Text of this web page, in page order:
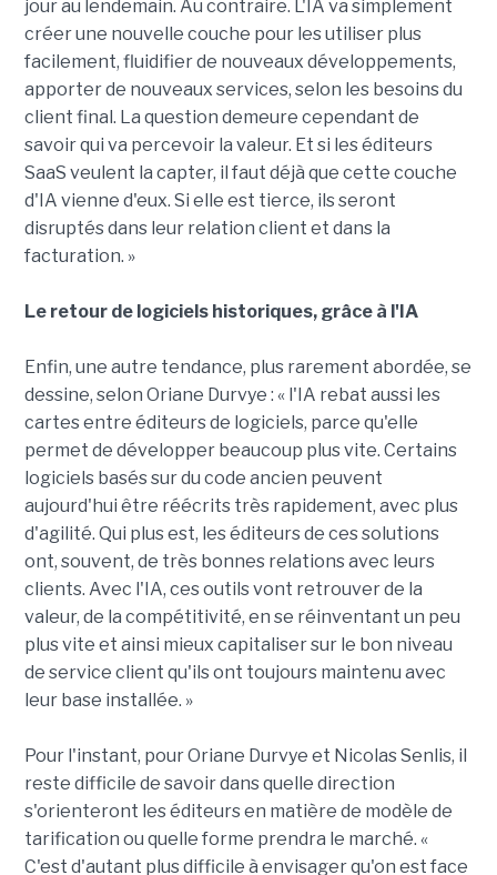
jour au lendemain. Au contraire. L'IA va simplement
créer une nouvelle couche pour les utiliser plus
facilement, fluidifier de nouveaux développements,
apporter de nouveaux services, selon les besoins du
client final. La question demeure cependant de
savoir qui va percevoir la valeur. Et si les éditeurs
SaaS veulent la capter, il faut déjà que cette couche
d'IA vienne d'eux. Si elle est tierce, ils seront
disruptés dans leur relation client et dans la
facturation. »
Le retour de logiciels historiques, grâce à l'IA
Enfin, une autre tendance, plus rarement abordée, se
dessine, selon Oriane Durvye : « l'IA rebat aussi les
cartes entre éditeurs de logiciels, parce qu'elle
permet de développer beaucoup plus vite. Certains
logiciels basés sur du code ancien peuvent
aujourd'hui être réécrits très rapidement, avec plus
d'agilité. Qui plus est, les éditeurs de ces solutions
ont, souvent, de très bonnes relations avec leurs
clients. Avec l'IA, ces outils vont retrouver de la
valeur, de la compétitivité, en se réinventant un peu
plus vite et ainsi mieux capitaliser sur le bon niveau
de service client qu'ils ont toujours maintenu avec
leur base installée. »
Pour l'instant, pour Oriane Durvye et Nicolas Senlis, il
reste difficile de savoir dans quelle direction
s'orienteront les éditeurs en matière de modèle de
tarification ou quelle forme prendra le marché. «
C'est d'autant plus difficile à envisager qu'on est face